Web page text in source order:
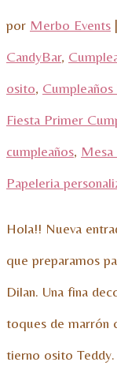
por Merbo Events |
CandyBar,
osito,
Fiesta Primer
cumpleaños, Mesa
Papeleria
Hola!! Nueva
que preparamos
Dilan. Una fina
toques de marrón
tierno osito